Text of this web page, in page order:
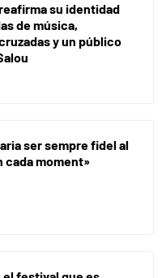
su identidad
de música,
y un público
ser sempre fidel al
cada moment»